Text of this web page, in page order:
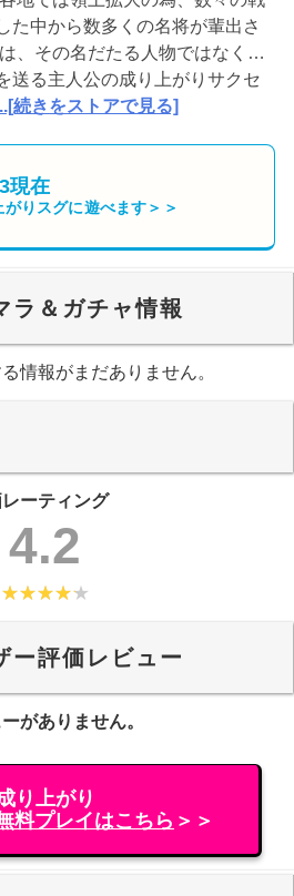
た中から数多くの名将が輩出さ
、その名だたる人物ではなく…
送る主人公の成り上がりサクセ
続きをストアで見る]
現在
がり スグに遊べます＞＞
ラ＆ガチャ情報
情報がまだありません。
ーティング
4.2
ー評価レビュー
がありません。
り上がり
料プレイはこちら ＞＞